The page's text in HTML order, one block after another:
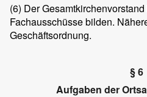
(6) Der
Fachausschüsse bilden.
Geschäftsordnung.
§ 6
Aufgaben der